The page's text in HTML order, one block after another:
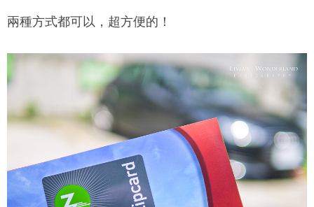
兩種方式都可以，超方便的！